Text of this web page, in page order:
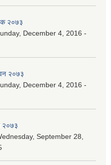
२०७३
December 4, 2016 -
२०७३
December 4, 2016 -
२०७३
September 28,